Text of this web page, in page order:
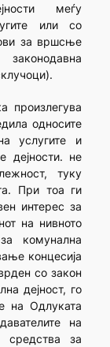
меѓу
или со
за вршсње
произлегува
односите
услугите и
дејности. не
туку
При тоа ги
интерес за
на нивното
комунална
концесија
со закон
дејност, го
на Одлуката
на
средства за